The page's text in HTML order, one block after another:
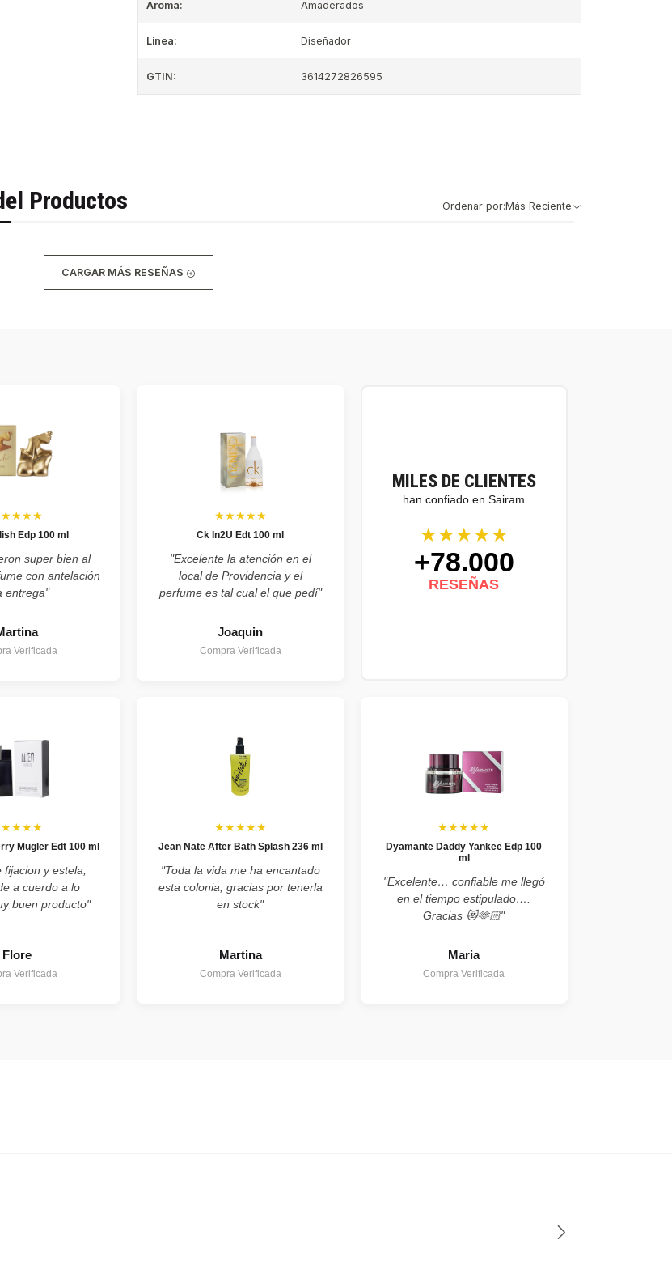
Aroma: Amaderados
Linea: Diseñador
GTIN: 3614272826595
Productos Ordenar por:Más Reciente
CARGAR MÁS RESEÑAS
MILES DE CLIENTES
han confiado en Sairam
★★★★★
+78.000
RESEÑAS
Edp 100 ml
super bien al
con antelación
entrega"
Verificada
★★★★★
Ck In2U Edt 100 ml
"Excelente la atención en el
local de Providencia y el
perfume es tal cual el que pedí"
Joaquin
Compra Verificada
Mugler Edt 100 ml
fijacion y estela,
a cuerdo a lo
buen producto"
Flore
Verificada
★★★★★
Jean Nate After Bath Splash 236 ml
"Toda la vida me ha encantado
esta colonia, gracias por tenerla
en stock"
Martina
Compra Verificada
★★★★★
Dyamante Daddy Yankee Edp 100
ml
"Excelente… confiable me llegó
en el tiempo estipulado….
Gracias 😻🫶🏻"
Maria
Compra Verificada